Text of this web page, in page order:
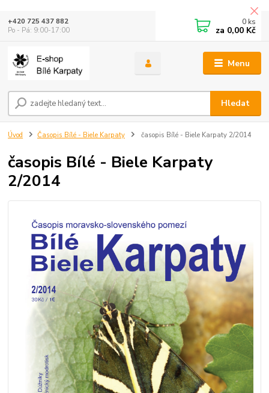
Menu
Hledat
+420 725 437 882
Po - Pá: 9:00-17:00
0 ks
za 0,00 Kč
Úvod Časopis Bílé - Biele Karpaty časopis Bílé - Biele Karpaty 2/2014
časopis Bílé - Biele Karpaty
2/2014